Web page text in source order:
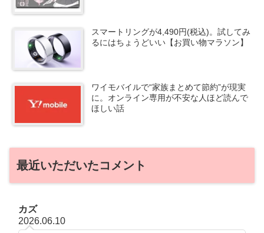
スマートリングが4,490円(税込)。試してみ
るにはちょうどいい【お買い物マラソン】
ワイモバイルで“家族まとめて節約”が現実
に。オンライン専用が不安な人ほど読んで
ほしい話
最近いただいたコメント
カズ
2026.06.10